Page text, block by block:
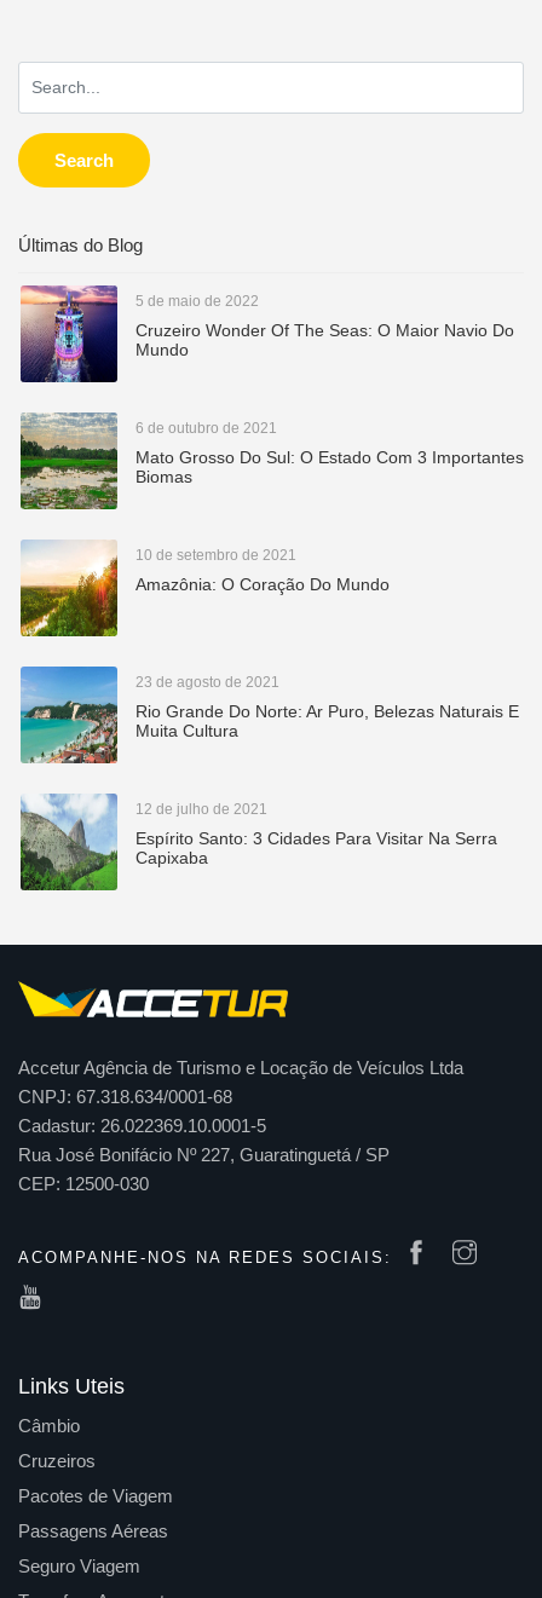
Search
Últimas do Blog
5 de maio de 2022
Cruzeiro Wonder Of The Seas: O Maior Navio Do
Mundo
6 de outubro de 2021
Mato Grosso Do Sul: O Estado Com 3 Importantes
Biomas
10 de setembro de 2021
Amazônia: O Coração Do Mundo
23 de agosto de 2021
Rio Grande Do Norte: Ar Puro, Belezas Naturais E
Muita Cultura
12 de julho de 2021
Espírito Santo: 3 Cidades Para Visitar Na Serra
Capixaba
Accetur Agência de Turismo e Locação de Veículos Ltda
CNPJ: 67.318.634/0001-68
Cadastur: 26.022369.10.0001-5
Rua José Bonifácio Nº 227, Guaratinguetá / SP
CEP: 12500-030
ACOMPANHE-NOS NA REDES SOCIAIS:
Links Uteis
Câmbio
Cruzeiros
Pacotes de Viagem
Passagens Aéreas
Seguro Viagem